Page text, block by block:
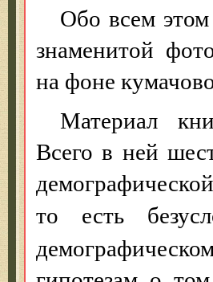
Обо всем
знаменитой
на фоне
Материал
Всего в ней
то есть